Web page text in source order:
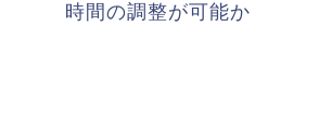
時間の調整が可能か